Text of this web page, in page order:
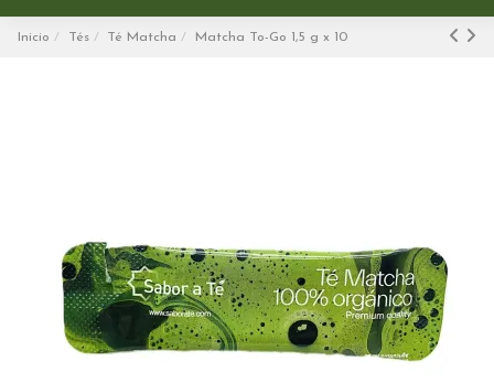
Inicio Tés Té Matcha Matcha To-Go 1,5 g x 10